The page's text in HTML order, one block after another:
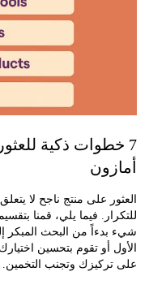
ذكية للعثور
على منتج ناجح لا يتعلق
من البحث المبكر إلى
أو تقوم بتحسين اختيارك
وتجنب التخمين.